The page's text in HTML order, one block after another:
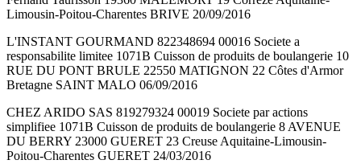
Limousin-Poitou-Charentes BRIVE 20/09/2016
L'INSTANT GOURMAND 822348694 00016 Societe a
responsabilite limitee 1071B Cuisson de produits de boulangerie 10
RUE DU PONT BRULE 22550 MATIGNON 22 Côtes d'Armor
Bretagne SAINT MALO 06/09/2016
CHEZ ARIDO SAS 819279324 00019 Societe par actions
simplifiee 1071B Cuisson de produits de boulangerie 8 AVENUE
DU BERRY 23000 GUERET 23 Creuse Aquitaine-Limousin-
Poitou-Charentes GUERET 24/03/2016